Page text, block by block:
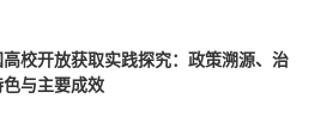
校开放获取实践探究：政策溯源、治
与主要成效